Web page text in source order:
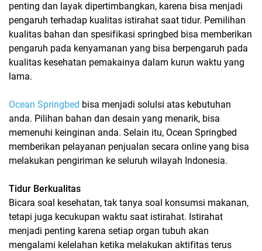
penting dan layak dipertimbangkan, karena bisa menjadi
pengaruh terhadap kualitas istirahat saat tidur. Pemilihan
kualitas bahan dan spesifikasi springbed bisa memberikan
pengaruh pada kenyamanan yang bisa berpengaruh pada
kualitas kesehatan pemakainya dalam kurun waktu yang
lama.
Ocean Springbed bisa menjadi solulsi atas kebutuhan
anda. Pilihan bahan dan desain yang menarik, bisa
memenuhi keinginan anda. Selain itu, Ocean Springbed
memberikan pelayanan penjualan secara online yang bisa
melakukan pengiriman ke seluruh wilayah Indonesia.
Tidur Berkualitas
Bicara soal kesehatan, tak tanya soal konsumsi makanan,
tetapi juga kecukupan waktu saat istirahat. Istirahat
menjadi penting karena setiap organ tubuh akan
mengalami kelelahan ketika melakukan aktifitas terus